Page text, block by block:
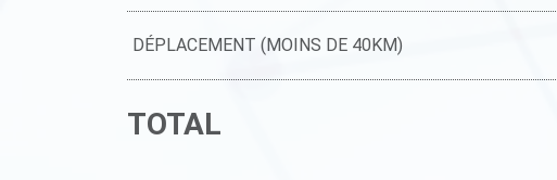
DÉPLACEMENT (MOINS DE 40KM)
TOTAL